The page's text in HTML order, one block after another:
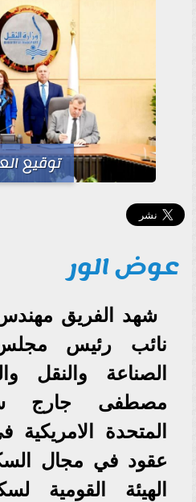
توقيع
عوض الور
شهد الفريق
نائب رئيس مجلس
الصناعة والنقل
مصطفى جارج
عقود في مجال
الهيئة القومية